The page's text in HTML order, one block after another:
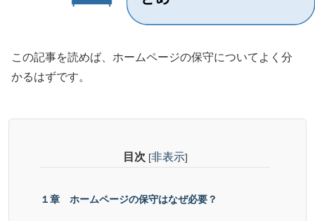
この記事を読めば、ホームページの保守についてよく分
かるはずです。
目次 [非表示]
１章 ホームページの保守はなぜ必要？